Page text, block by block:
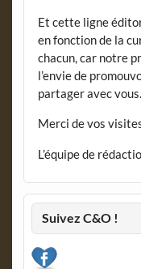
Et cette ligne
en fonction de la
chacun, car notre
l’envie de
partager avec vous.
Merci de vos
L’équipe de
Suivez C&O !